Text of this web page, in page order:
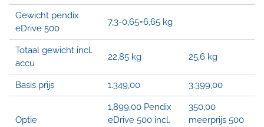
Gewicht pendix
eDrive 500
7,3-0,65=6,65 kg
Totaal gewicht incl.
accu
22,85 kg 25,6 kg
Basis prijs 1.349,00 3.399,00
Optie
1,899,00 Pendix
eDrive 500 incl.
350,00
meerprijs 500